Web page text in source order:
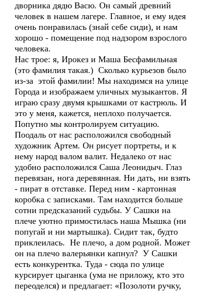
дворника дядю Васю. Он самый древний
человек в нашем лагере. Главное, и ему идея
очень понравилась (знай себе сиди), и нам
хорошо - помещение под надзором взрослого
человека.
Нас трое: я, Ирокез и Маша Бесфамильная
(это фамилия такая.) Сколько курьезов было
из-за этой фамилии! Мы находимся на улице
Города и изображаем уличных музыкантов. Я
играю сразу двумя крышками от кастрюль. И
это у меня, кажется, неплохо получается.
Попутно мы контролируем ситуацию.
Поодаль от нас расположился свободный
художник Артем. Он рисует портреты, и к
нему народ валом валит. Недалеко от нас
удобно расположился Саша Леонидыч. Глаз
перевязан, нога деревянная. Ни дать, ни взять
- пират в отставке. Перед ним - картонная
коробка с записками. Там находится больше
сотни предсказаний судьбы. У Сашки на
плече уютно примостилась наша Мышка (ни
попугай и ни мартышка). Сидит так, будто
приклеилась. Не плечо, а дом родной. Может
он на плечо валерьянки капнул? У Сашки
есть конкурентка. Туда - сюда по улице
курсирует цыганка (ума не приложу, кто это
переоделся) и предлагает: «Позолоти ручку,